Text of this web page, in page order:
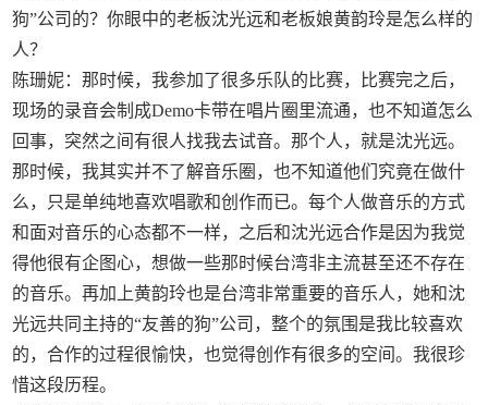
狗”公司的？你眼中的老板沈光远和老板娘黄韵玲是怎么样的
人？
陈珊妮：那时候，我参加了很多乐队的比赛，比赛完之后，
现场的录音会制成Demo卡带在唱片圈里流通，也不知道怎么
回事，突然之间有很人找我去试音。那个人，就是沈光远。
那时候，我其实并不了解音乐圈，也不知道他们究竟在做什
么，只是单纯地喜欢唱歌和创作而已。每个人做音乐的方式
和面对音乐的心态都不一样，之后和沈光远合作是因为我觉
得他很有企图心，想做一些那时候台湾非主流甚至还不存在
的音乐。再加上黄韵玲也是台湾非常重要的音乐人，她和沈
光远共同主持的“友善的狗”公司，整个的氛围是我比较喜欢
的，合作的过程很愉快，也觉得创作有很多的空间。我很珍
惜这段历程。